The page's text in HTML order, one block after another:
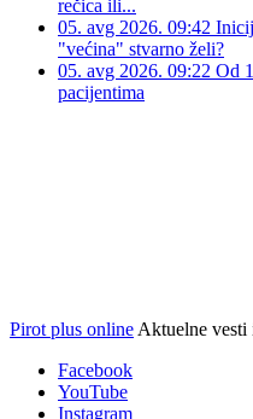
rečica ili...
05. avg 2026. 09:42
"većina" stvarno želi?
05. avg 2026. 09:22 Od
pacijentima
Pirot plus online Aktuelne vesti
Facebook
YouTube
Instagram